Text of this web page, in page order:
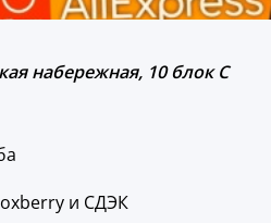
набережная, 10 блок C
и СДЭК